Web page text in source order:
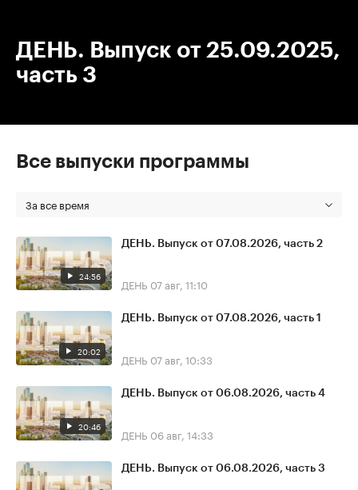
ДЕНЬ. Выпуск от 25.09.2025,
часть 3
Все выпуски программы
За все время
24:56
ДЕНЬ. Выпуск от 07.08.2026, часть 2
ДЕНЬ 07 авг, 11:10
20:02
ДЕНЬ. Выпуск от 07.08.2026, часть 1
ДЕНЬ 07 авг, 10:33
20:46
ДЕНЬ. Выпуск от 06.08.2026, часть 4
ДЕНЬ 06 авг, 14:33
ДЕНЬ. Выпуск от 06.08.2026, часть 3